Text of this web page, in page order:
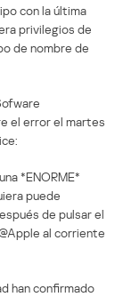
con la última
privilegios de
de nombre de
el error el martes
*ENORME*
puede
de pulsar el
al corriente
han confirmado